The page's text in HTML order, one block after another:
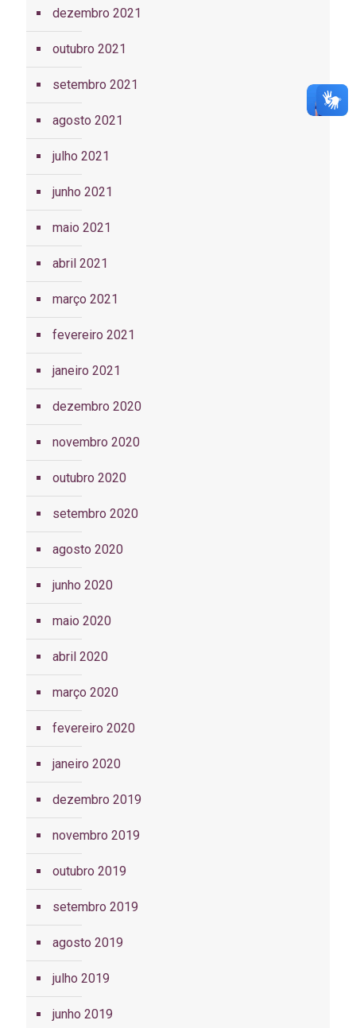
dezembro 2021
outubro 2021
setembro 2021
agosto 2021
julho 2021
junho 2021
maio 2021
abril 2021
março 2021
fevereiro 2021
janeiro 2021
dezembro 2020
novembro 2020
outubro 2020
setembro 2020
agosto 2020
junho 2020
maio 2020
abril 2020
março 2020
fevereiro 2020
janeiro 2020
dezembro 2019
novembro 2019
outubro 2019
setembro 2019
agosto 2019
julho 2019
junho 2019